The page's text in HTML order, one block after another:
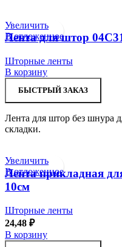
Увеличить
В отложенное
Лента для штор
Шторные ленты
В корзину
БЫСТРЫЙ ЗАКАЗ
Лента для штор без шнура
складки.
Увеличить
В отложенное
Лента прикладная
10см
Шторные ленты
24,48 ₽
В корзину